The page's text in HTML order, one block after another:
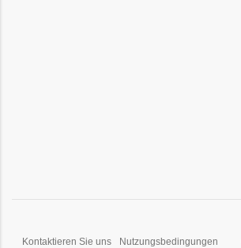
Kontaktieren Sie uns Nutzungsbedingungen